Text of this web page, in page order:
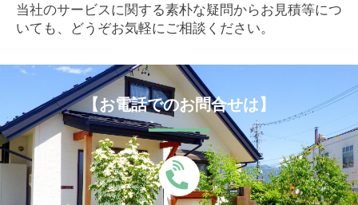
当社のサービスに関する素朴な疑問からお見積等につ
いても、どうぞお気軽にご相談ください。
【お電話でのお問合せは】